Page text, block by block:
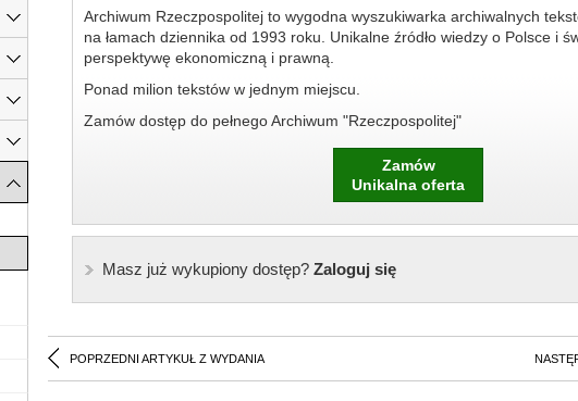
Archiwum Rzeczpospolitej to wygodna wyszukiwarka archiwalnych
na łamach dziennika od 1993 roku. Unikalne źródło wiedzy o Polsce i
perspektywę ekonomiczną i prawną.
Ponad milion tekstów w jednym miejscu.
Zamów dostęp do pełnego Archiwum "Rzeczpospolitej"
Zamów
Unikalna oferta
Masz już wykupiony dostęp?Zaloguj się
POPRZEDNI ARTYKUŁ Z WYDANIA